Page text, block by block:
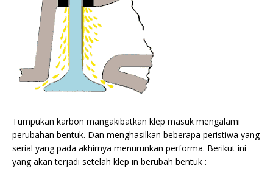
Tumpukan karbon mangakibatkan klep masuk mengalami
perubahan bentuk. Dan menghasilkan beberapa peristiwa yang
serial yang pada akhirnya menurunkan performa. Berikut ini
yang akan terjadi setelah klep in berubah bentuk :